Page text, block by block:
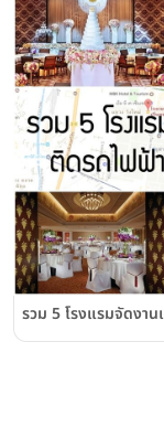
รวม 5 โรงแรมจัดงา